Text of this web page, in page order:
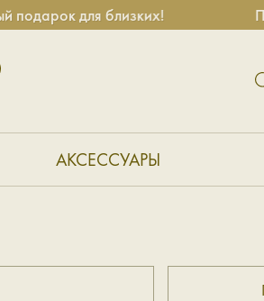
подарок для близких!
АКСЕССУАРЫ